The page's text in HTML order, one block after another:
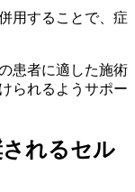
用することで、症
患者に適した施術
られるようサポー
れるセル